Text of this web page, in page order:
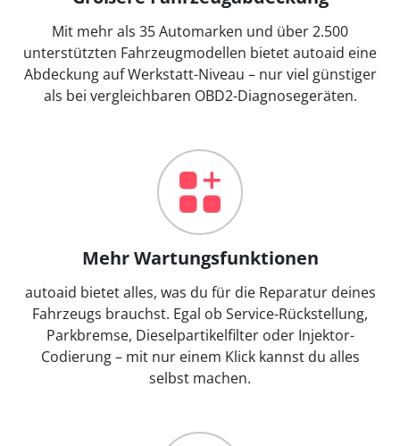
Mit mehr als 35 Automarken und über 2.500
unterstützten Fahrzeugmodellen bietet autoaid eine
Abdeckung auf Werkstatt-Niveau – nur viel günstiger
als bei vergleichbaren OBD2-Diagnosegeräten.
Mehr Wartungsfunktionen
autoaid bietet alles, was du für die Reparatur deines
Fahrzeugs brauchst. Egal ob Service-Rückstellung,
Parkbremse, Dieselpartikelfilter oder Injektor-
Codierung – mit nur einem Klick kannst du alles
selbst machen.